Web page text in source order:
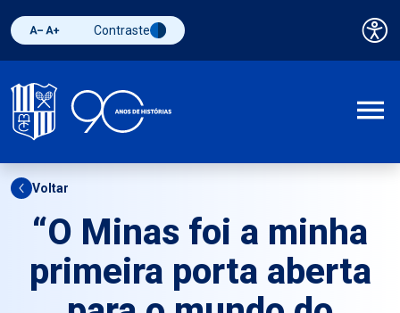
Diminuir fonte
Aumentar fonteAlternar contraste
Contraste
Voltar
“O Minas foi a minha
primeira porta aberta